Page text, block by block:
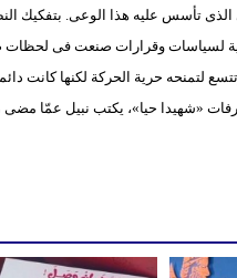
تأسس عليه هذا الوعى. بتفكيك
لسياسات وقرارات صنعت فى
حرية الحركة لكنها كانت
«شهيدا حيا»، يكتب نبيل عمّا مضى